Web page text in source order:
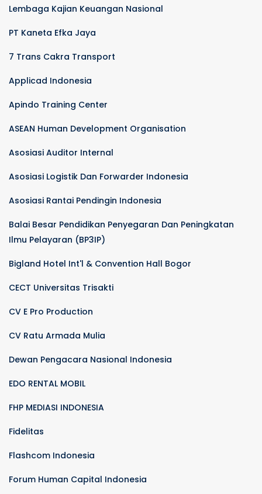
Lembaga Kajian Keuangan Nasional
PT Kaneta Efka Jaya
7 Trans Cakra Transport
Applicad Indonesia
Apindo Training Center
ASEAN Human Development Organisation
Asosiasi Auditor Internal
Asosiasi Logistik Dan Forwarder Indonesia
Asosiasi Rantai Pendingin Indonesia
Balai Besar Pendidikan Penyegaran Dan Peningkatan
Ilmu Pelayaran (BP3IP)
Bigland Hotel Int'l & Convention Hall Bogor
CECT Universitas Trisakti
CV E Pro Production
CV Ratu Armada Mulia
Dewan Pengacara Nasional Indonesia
EDO RENTAL MOBIL
FHP MEDIASI INDONESIA
Fidelitas
Flashcom Indonesia
Forum Human Capital Indonesia